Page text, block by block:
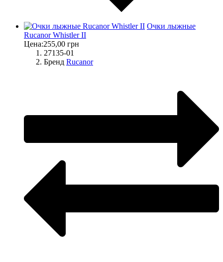
Очки лыжные
Rucanor Whistler II
Цена:255,00 грн
27135-01
Бренд Rucanor